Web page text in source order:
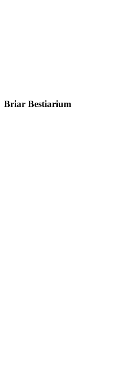
Briar Bestiarium